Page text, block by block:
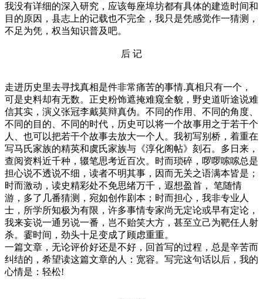
我没有详细的深入研究，应该每座埠坊都有具体的建造时间和
目的原因，县志上的记载也不完全，我只是凭感觉作一猜测，
不足为凭，权当知识普及吧。
后 记
走进历史里去寻找真相是件非常痛苦的事情.真相只有一个，
可是史料却有无数。正史粉饰遮掩难窥全貌，野史道听途说难
信其实，演义张冠李戴莫辩真伪。不同的作用、不同的角度、
不同的目的、不同的时代，历史可以将一个故事用之于若干个
人、也可以把若干个故事去放大一个人。我初写别桥，着重在
写马氏家族的精英和虞氏家族与《淳化阁帖》刻石。多日来，
查阅资料近千种，辍笔思考近百次。时而琐碎，啰啰嗦嗦总是
担心说不透说不细，读者不明其事，因而无关之语满本皆是；
时而激动，读史精彩处不免思绪万千，遐想盈首， 笔随情
游，多了几番猜测，宛如创作剧本；时而担心，我非专业人
士，所学所知极为有限，许多事情专家尚无定论或早有定论，
我来妄说一通另说一番，岂不贻笑大方，甚至立己为靶任人射
杀。霎时间，劲头十足变成了顾虑重重。
一篇文章，无论评价好还是不好，回首写的过程，总是辛苦而
纠结的，希望读这篇文章的人：宽容。写完这句话以后，我的
心情是：轻松!